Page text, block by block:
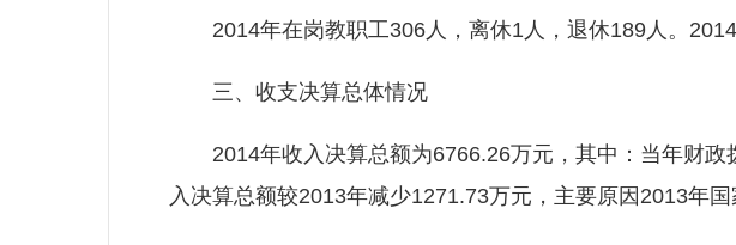
2014年在岗教职工306人，离休1人，退休189人。2014
三、收支决算总体情况
2014年收入决算总额为6766.26万元，其中：当年财政
入决算总额较2013年减少1271.73万元，主要原因2013年